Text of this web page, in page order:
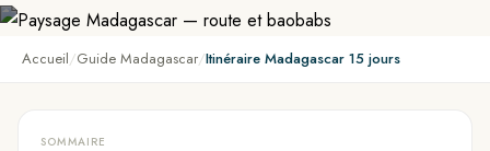
Accueil Guide Madagascar Itinéraire Madagascar 15 jours
SOMMAIRE